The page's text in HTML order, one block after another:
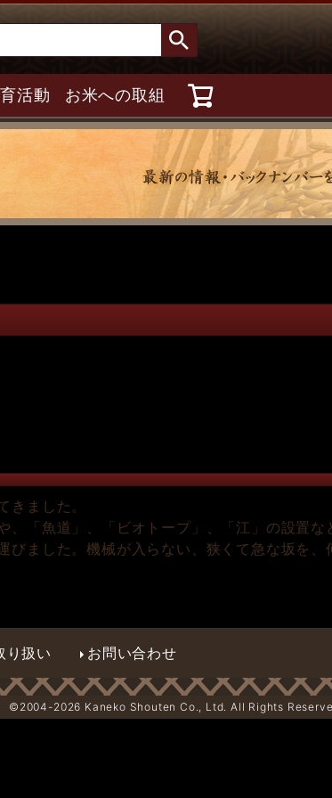
活動 お米への取組
ました。
「魚道」、「ビオトープ」、「江」の設置な
ました。機械が入らない、狭くて急な坂を
り扱い お問い合わせ
©2004-2026 Kaneko Shouten Co., Ltd. All Rights